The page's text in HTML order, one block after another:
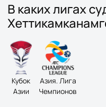
В каких лигах
Кубок
Азии
Азия. Лига
Чемпионов